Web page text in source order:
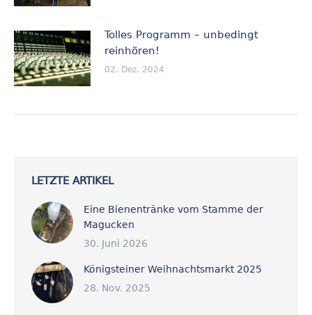
Tolles Programm – unbedingt
reinhören!
02. Dez. 2024
LETZTE ARTIKEL
Eine Bienentränke vom Stamme der
Magucken
30. Juni 2026
Königsteiner Weihnachtsmarkt 2025
28. Nov. 2025